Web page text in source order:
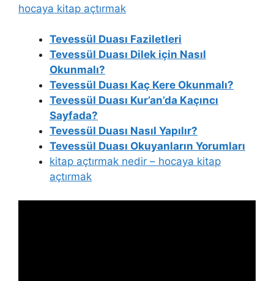
hocaya kitap açtırmak
Tevessül Duası Faziletleri
Tevessül Duası Dilek için Nasıl
Okunmalı?
Tevessül Duası Kaç Kere Okunmalı?
Tevessül Duası Kur’an’da Kaçıncı
Sayfada?
Tevessül Duası Nasıl Yapılır?
Tevessül Duası Okuyanların Yorumları
kitap açtırmak nedir – hocaya kitap
açtırmak